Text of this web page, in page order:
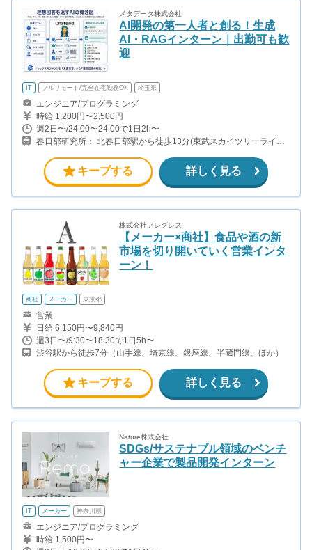
メタデータ株式会社
AI開発の第一人者と創る！生成
AI・RAGインターン｜出勤可も歓
迎
IT フルリモート/完全在宅勤務OK 埼玉県
エンジニア/プログラミング
時給 1,200円〜2,500円
週2日〜/24:00〜24:00で1日2h〜
春日部研究所： 北春日部駅から徒歩13分(東武スカイツリーライン)
キープする 詳しく見る
株式会社アレグレス
【メーカー×商社】食品や酒の新
市場を切り開いていく営業インタ
ーン！
商社 メーカー 東京都
営業
日給 6,150円〜9,840円
週3日〜/9:30〜18:30で1日5h〜
渋谷駅から徒歩7分（山手線、埼京線、銀座線、半蔵門線、ほか）
キープする 詳しく見る
Nature株式会社
SDGs/サステナブル領域のベンチ
ャー企業で製品開発インターン
IT メーカー 神奈川県
エンジニア/プログラミング
時給 1,500円〜